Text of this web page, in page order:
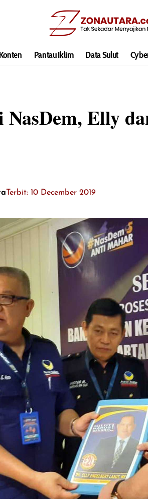
Pantau Iklim Data Sulut
Elly
Terbit: 10 December 2019